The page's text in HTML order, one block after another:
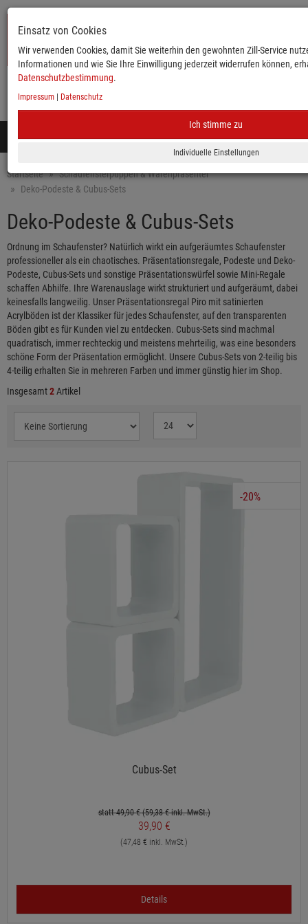
Toggle
Startseite
Schaufensterpuppen & Warenpräsenter
Deko-Podeste & Cubus-Sets
Deko-Podeste & Cubus-Sets
Ordnung im Schaufenster? Natürlich wirkt ein aufgeräumtes Schaufenster
professioneller als ein chaotisches. Präsentationsregale, Podeste und Deko-
Podeste, Cubus-Sets und sonstige Präsentationswürfel sowie Mini-Regale
schaffen Abhilfe. Ihre Warenauslage wirkt strukturiert und aufgeräumt, dabei
keinesfalls langweilig. Unser Präsentationsregal Piro mit satinierten
Acrylböden ist der Klassiker für jedes Schaufenster, auf den transparenten
Böden gibt es für Kunden viel zu entdecken. Cubus-Sets sind machmal
quadratisch, immer rechteckig und meistens mehrteilig, was eine besonders
schöne Form der Präsentation ermöglicht. Unsere Cubus-Sets von 2-teilig bis
4-teilig erhalten Sie in mehreren Farben und immer günstig hier im Shop.
Insgesamt2 Artikel
-20%
Cubus-Set
statt 49,90 €(59,38€ inkl. MwSt.)
39,90 €
(47,48 € inkl. MwSt.)
Details
Einsatz von Cookies
Wir verwenden Cookies, damit Sie weiterhin den gewohnten Zill-Service
Informationen und wie Sie Ihre Einwilligung jederzeit widerrufen können,
Datenschutzbestimmung.
Impressum Datenschutz
Ich stimme zu